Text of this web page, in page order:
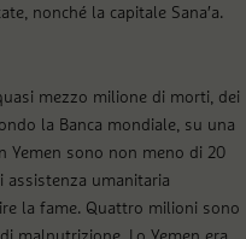
nonché la capitale Sana′a.
mezzo milione di morti, dei
la Banca mondiale, su una
Yemen sono non meno di 20
assistenza umanitaria
la fame. Quattro milioni sono